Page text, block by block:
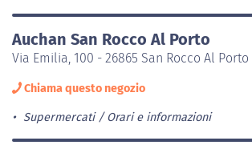
Auchan San Rocco Al Porto
Via Emilia, 100 - 26865 San Rocco Al Porto
Chiama questo negozio
Supermercati Orari e informazioni